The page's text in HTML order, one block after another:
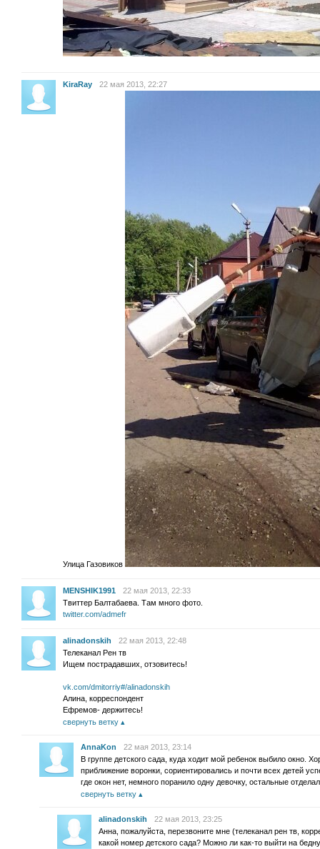
KiraRay 22 мая 2013, 22:27
Улица Газовиков
MENSHIK1991
22 мая 2013, 22:33
Твиттер Балтабаева. Там много фото.
twitter.com/admefr
alinadonskih
22 мая 2013, 22:48
Телеканал Рен тв
Ищем пострадавших, отзовитесь!
vk.com/dmitorriy#/alinadonskih
Алина, корреспондент
Ефремов- держитесь!
свернуть ветку
AnnaKon
22 мая 2013, 23:14
В группе детского сада, куда ходит мой ребенок выбило окно.
приближение воронки, сориентировались и почти всех детей
где окон нет, немного поранило одну девочку, остальные
свернуть ветку
alinadonskih
22 мая 2013, 23:25
Анна, пожалуйста, перезвоните мне (телеканал рен тв,
какой номер детского сада? Можно ли как-то выйти на